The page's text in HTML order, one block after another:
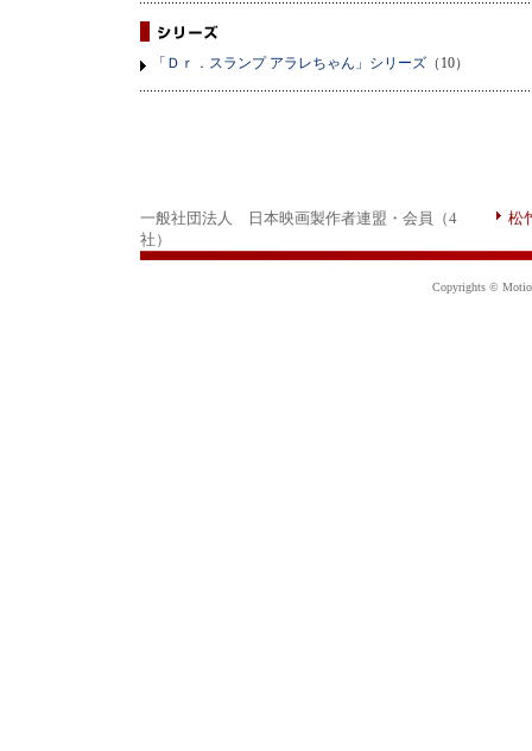
「Ｄｒ．スランプ アラレちゃん」シリーズ（10）
一般社団法人 日本映画製作者連盟・会員（4
社）
松
Copyrights ©